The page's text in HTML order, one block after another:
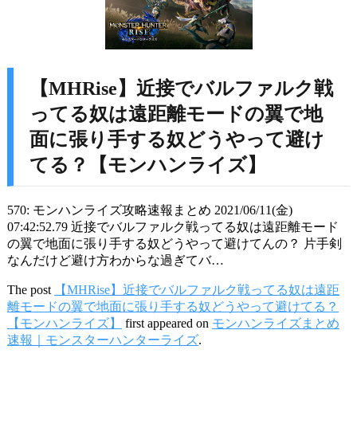
【MHRise】近接でバルファルク戦
ってる奴は遠距離モードの翼で地
面に張り手する奴どうやって避け
てる？【モンハンライズ】
570: モンハンライズ攻略速報まとめ 2021/06/11(金)
07:42:52.79 近接でバルファルク戦ってる奴は遠距離モード
の翼で地面に張り手する奴どうやって避けてんの？ 片手剣
なんだけど避け方わからな過ぎてバ…
The post
【MHRise】近接でバルファルク戦ってる奴は遠距
離モードの翼で地面に張り手する奴どうやって避けてる？
【モンハンライズ】
first appeared on モンハンライズまとめ
速報｜モンスターハンターライズ.